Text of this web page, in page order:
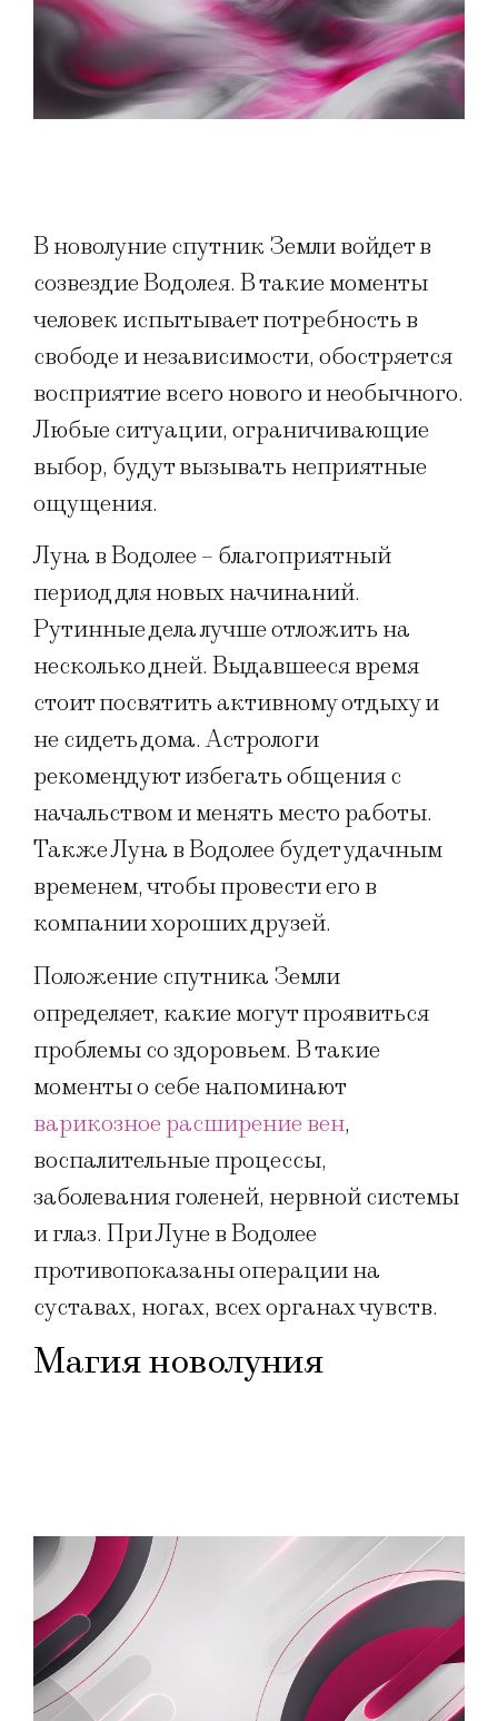
В новолуние спутник Земли войдет в
созвездие Водолея. В такие моменты
человек испытывает потребность в
свободе и независимости, обостряется
восприятие всего нового и необычного.
Любые ситуации, ограничивающие
выбор, будут вызывать неприятные
ощущения.
Луна в Водолее – благоприятный
период для новых начинаний.
Рутинные дела лучше отложить на
несколько дней. Выдавшееся время
стоит посвятить активному отдыху и
не сидеть дома. Астрологи
рекомендуют избегать общения с
начальством и менять место работы.
Также Луна в Водолее будет удачным
временем, чтобы провести его в
компании хороших друзей.
Положение спутника Земли
определяет, какие могут проявиться
проблемы со здоровьем. В такие
моменты о себе напоминают
варикозное расширение вен,
воспалительные процессы,
заболевания голеней, нервной системы
и глаз. При Луне в Водолее
противопоказаны операции на
суставах, ногах, всех органах чувств.
Магия новолуния